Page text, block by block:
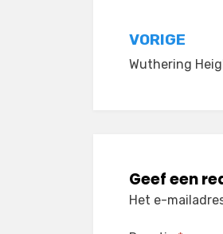
Bericht
VORIGE
Wuthering
Geef een
Het e-